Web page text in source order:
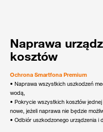
Naprawa
kosztów
Ochrona Smartfona Premium
• Naprawa wszystkich uszkodzeń
wodą,
• Pokrycie wszystkich kosztów
nowe, jeżeli naprawa nie będzie
• Odbiór uszkodzonego urządzenia i